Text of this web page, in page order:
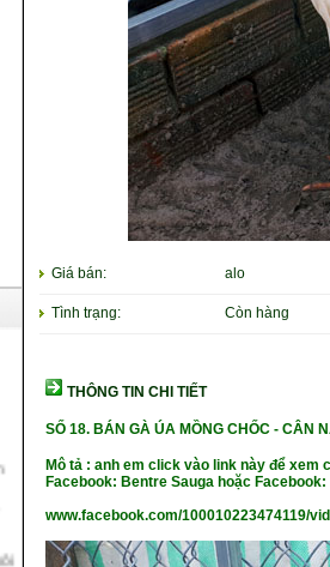
Giá bán: alo
Tình trạng: Còn hàng
THÔNG TIN CHI TIẾT
SỐ 18.BÁN GÀ ÚA MỒNG CHỐC - CÂN
Mô tả : anh em click vào link này để
Facebook: Bentre Sauga hoặc Facebook:
www.facebook.com/100010223474119/